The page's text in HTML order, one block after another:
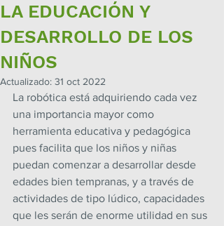
LA EDUCACIÓN Y
DESARROLLO DE LOS
NIÑOS
Actualizado: 31 oct 2022
La robótica está adquiriendo cada vez
una importancia mayor como
herramienta educativa y pedagógica
pues facilita que los niños y niñas
puedan comenzar a desarrollar desde
edades bien tempranas, y a través de
actividades de tipo lúdico, capacidades
que les serán de enorme utilidad en sus